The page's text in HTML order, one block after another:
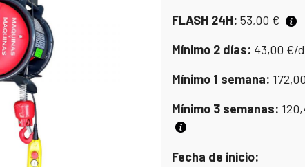
FLASH 24H: 53,00 €
Mínimo 2 días: 43,00 €/
Mínimo 1 semana: 172,00
Mínimo 3 semanas:
Fecha de inicio: